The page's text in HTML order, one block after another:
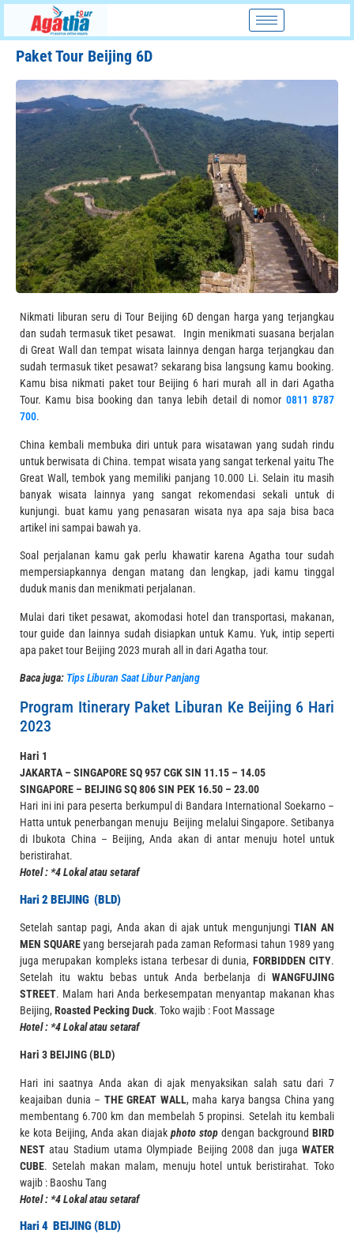
Paket Tour Beijing 6D
Nikmati liburan seru di Tour Beijing 6D dengan harga yang terjangkau
dan sudah termasuk tiket pesawat. Ingin menikmati suasana berjalan
di Great Wall dan tempat wisata lainnya dengan harga terjangkau dan
sudah termasuk tiket pesawat? sekarang bisa langsung kamu booking.
Kamu bisa nikmati paket tour Beijing 6 hari murah all in dari Agatha
Tour. Kamu bisa booking dan tanya lebih detail di nomor 0811 8787
700.
China kembali membuka diri untuk para wisatawan yang sudah rindu
untuk berwisata di China. tempat wisata yang sangat terkenal yaitu The
Great Wall, tembok yang memiliki panjang 10.000 Li. Selain itu masih
banyak wisata lainnya yang sangat rekomendasi sekali untuk di
kunjungi. buat kamu yang penasaran wisata nya apa saja bisa baca
artikel ini sampai bawah ya.
Soal perjalanan kamu gak perlu khawatir karena Agatha tour sudah
mempersiapkannya dengan matang dan lengkap, jadi kamu tinggal
duduk manis dan menikmati perjalanan.
Mulai dari tiket pesawat, akomodasi hotel dan transportasi, makanan,
tour guide dan lainnya sudah disiapkan untuk Kamu. Yuk, intip seperti
apa paket tour Beijing 2023 murah all in dari Agatha tour.
Baca juga: Tips Liburan Saat Libur Panjang
Program Itinerary Paket Liburan Ke Beijing 6 Hari
2023
Hari 1
JAKARTA – SINGAPORESQ 957 CGK SIN 11.15 – 14.05
SINGAPORE – BEIJINGSQ 806 SIN PEK 16.50 – 23.00
Hari ini ini para peserta berkumpul di Bandara International Soekarno –
Hatta untuk penerbangan menuju Beijing melalui Singapore. Setibanya
di Ibukota China – Beijing, Anda akan di antar menuju hotel untuk
beristirahat.
Hotel : *4 Lokal atau setaraf
Hari 2 BEIJING (BLD)
Setelah santap pagi, Anda akan di ajak untuk mengunjungi TIAN AN
MEN SQUAREyang bersejarah pada zaman Reformasi tahun 1989 yang
juga merupakan kompleks istana terbesar di dunia, FORBIDDEN CITY.
Setelah itu waktu bebas untuk Anda berbelanja diWANGFUJING
STREET. Malam hari Anda berkesempatan menyantap makanan khas
Beijing, Roasted Pecking Duck. Toko wajib : Foot Massage
Hotel : *4 Lokal atau setaraf
Hari 3 BEIJING (BLD)
Hari ini saatnya Anda akan di ajak menyaksikan salah satu dari 7
keajaiban dunia – THE GREAT WALL, maha karya bangsa China yang
membentang 6.700 km dan membelah 5 propinsi. Setelah itu kembali
ke kota Beijing, Anda akan diajak photo stop dengan background BIRD
NEST atau Stadium utama Olympiade Beijing 2008 dan juga WATER
CUBE. Setelah makan malam, menuju hotel untuk beristirahat. Toko
wajib : Baoshu Tang
Hotel : *4 Lokal atau setaraf
Hari 4 BEIJING (BLD)